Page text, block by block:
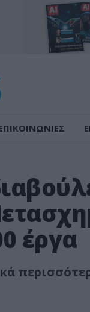
έργα